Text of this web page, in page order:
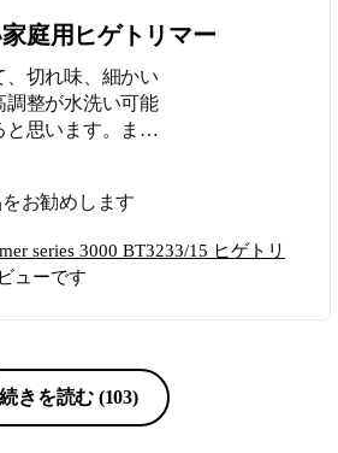
庭用ヒゲトリマー
、切れ味、細かい
整が水洗い可能
思います。ま
歯ブラシでも有
お勧めします
series 3000 BT3233/15 ヒゲトリ
ューです
続きを読む (103)